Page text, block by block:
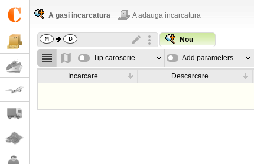
A gasi incarcatura A adauga incarcatura
Nou
Tip caroserie Add parameters
Incarcare Descarcare